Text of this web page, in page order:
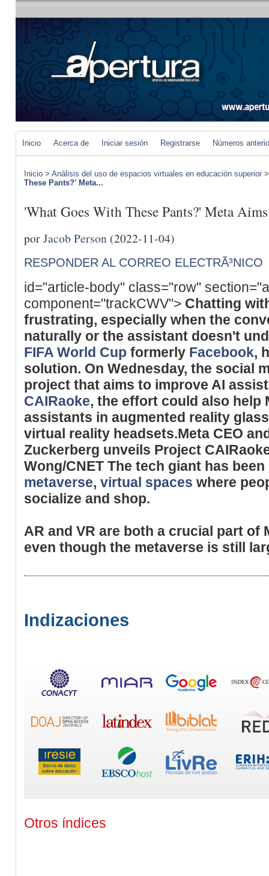
Inicio Acerca de Iniciar sesión Registrarse Números
Inicio > Análisis del uso de espacios virtuales en educación superior
These Pants?' Meta...
'What Goes With These Pants?' Meta
porJacob Person (2022-11-04)
RESPONDER AL CORREO ELECTRÃ³NICO
id="article-body" class="row"
component="trackCWV"> Chatting
frustrating, especially when the
naturally or the assistant doesn't
FIFA World Cup formerly Facebook,
solution. On Wednesday, the social
project that aims to improve AI
CAIRaoke, the effort could also help
assistants in augmented reality
virtual reality headsets.Meta CEO
Zuckerberg unveils Project
Wong/CNET The tech giant has
metaverse, virtual spaces where
socialize and shop.
AR and VR are both a crucial part of
even though the metaverse is still
Indizaciones
Otros índices